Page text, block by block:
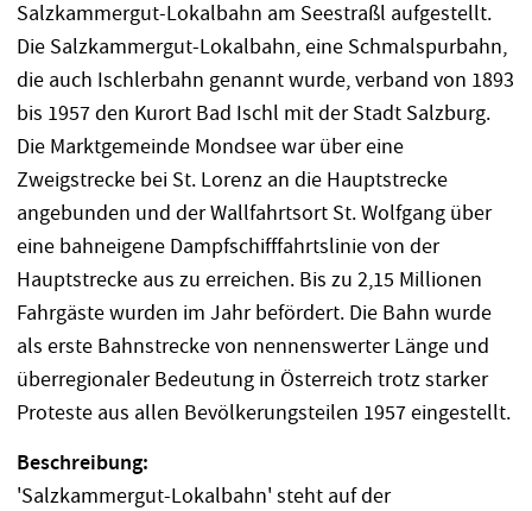
Salzkammergut-Lokalbahn am Seestraßl aufgestellt.
Die Salzkammergut-Lokalbahn, eine Schmalspurbahn,
die auch Ischlerbahn genannt wurde, verband von 1893
bis 1957 den Kurort Bad Ischl mit der Stadt Salzburg.
Die Marktgemeinde Mondsee war über eine
Zweigstrecke bei St. Lorenz an die Hauptstrecke
angebunden und der Wallfahrtsort St. Wolfgang über
eine bahneigene Dampfschifffahrtslinie von der
Hauptstrecke aus zu erreichen. Bis zu 2,15 Millionen
Fahrgäste wurden im Jahr befördert. Die Bahn wurde
als erste Bahnstrecke von nennenswerter Länge und
überregionaler Bedeutung in Österreich trotz starker
Proteste aus allen Bevölkerungsteilen 1957 eingestellt.
Beschreibung:
'Salzkammergut-Lokalbahn' steht auf der